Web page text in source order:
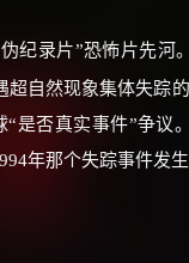
纪录片”恐怖片先河
自然现象集体失踪
是否真实事件”争议
年那个失踪事件发生